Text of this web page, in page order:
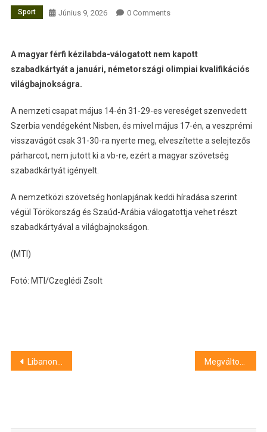
Sport Június 9, 2026 0 Comments
A magyar férfi kézilabda-válogatott nem kapott
szabadkártyát a januári, németországi olimpiai kvalifikációs
világbajnokságra.
A nemzeti csapat május 14-én 31-29-es vereséget szenvedett
Szerbia vendégeként Nisben, és mivel május 17-én, a veszprémi
visszavágót csak 31-30-ra nyerte meg, elveszítette a selejtezős
párharcot, nem jutott ki a vb-re, ezért a magyar szövetség
szabadkártyát igényelt.
A nemzetközi szövetség honlapjának keddi híradása szerint
végül Törökország és Szaúd-Arábia válogatottja vehet részt
szabadkártyával a világbajnokságon.
(MTI)
Fotó: MTI/Czeglédi Zsolt
Bejegyzés
Libanonban fogtak el egy magyar hatóságok által keresett szír embercsempészt